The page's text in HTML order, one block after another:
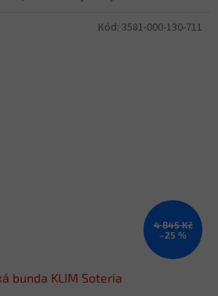
4 845 Kč
–25 %
bunda KLIM Soteria
Kód: 3581-000-130-711